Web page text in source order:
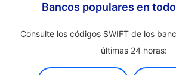
Bancos populares en
Consulte los códigos SWIFT de los
últimas 24 horas: